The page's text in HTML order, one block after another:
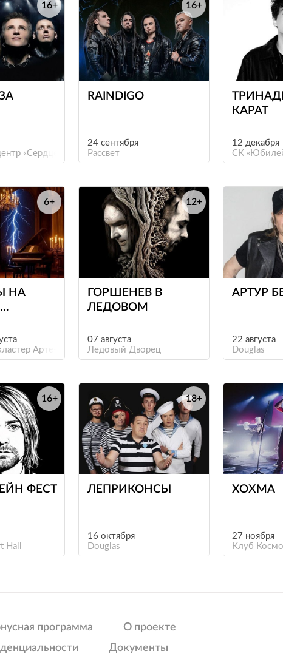
е
«Сердце»
16+
е
RAINDIGO
24 сентября
Рассвет
16+
КАРАТ
12 декабря
СК
е
НА
Арте-Фактум
6+
е
ГОРШЕНЕВ В
ЛЕДОВОМ
07 августа
Ледовый Дворец
12+
АРТУР
22 августа
Douglas
е
ФЕСТ
Hall
16+
е
ЛЕПРИКОНСЫ
16 октября
Douglas
18+
ХОХМА
27 ноября
Клуб
программа
О проекте
Документы